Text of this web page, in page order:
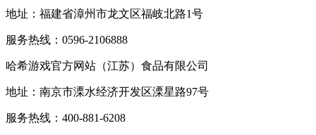
地址：福建省漳州市龙文区福岐北路1号
服务热线：0596-2106888
哈希游戏官方网站（江苏）食品有限公司
地址：南京市溧水经济开发区溧星路97号
服务热线：400-881-6208